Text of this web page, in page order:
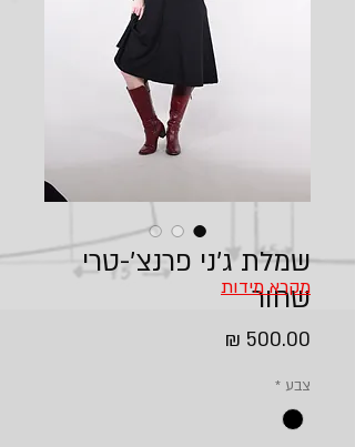
שמלת ג׳ני פרנצ׳-טרי
שחור
צבע *
מקרא מידות